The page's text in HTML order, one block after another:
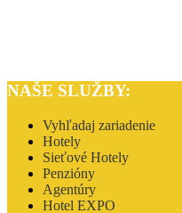
NAŠE SLUŽBY:
Vyhľadaj zariadenie
Hotely
Sieťové Hotely
Penzióny
Agentúry
Hotel EXPO